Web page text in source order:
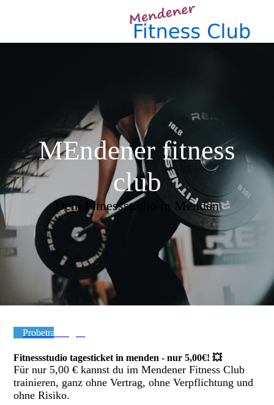
MEndener fitness
club
Dein Fitnessstudio in Menden
Probetraining ➔
Fitnessstudio tagesticket in menden - nur 5,00€! 💥
Für nur 5,00 € kannst du im Mendener Fitness Club
trainieren, ganz ohne Vertrag, ohne Verpflichtung und
ohne Risiko.